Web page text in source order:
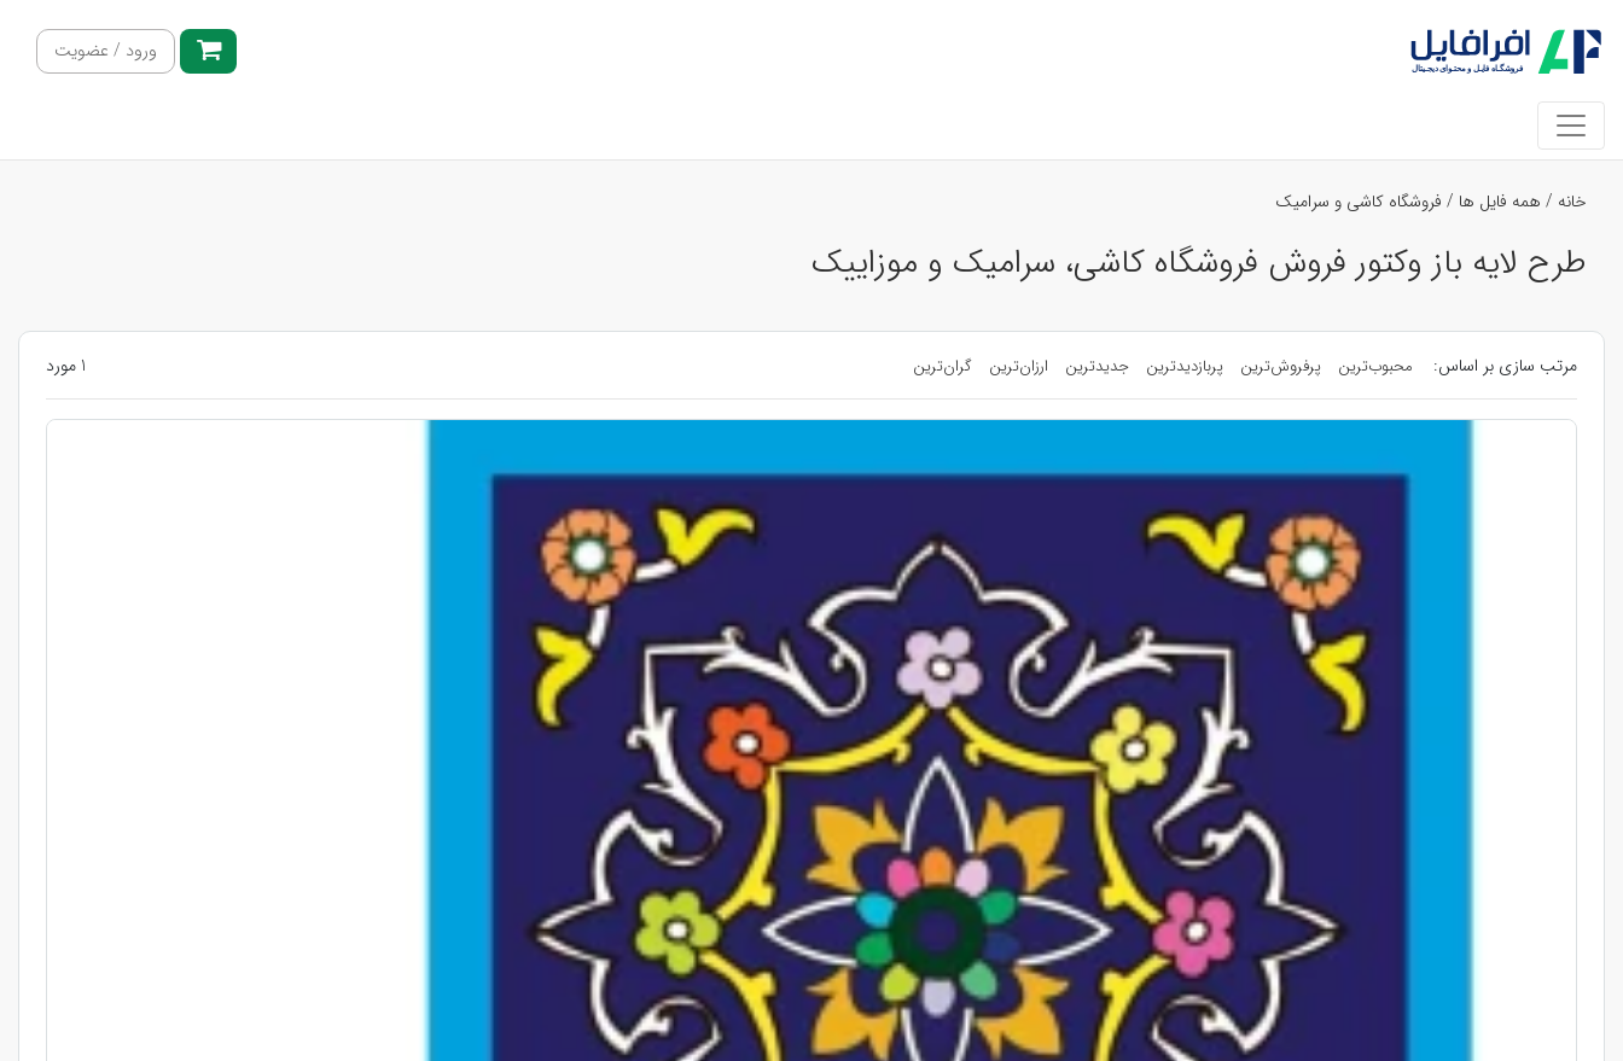
ورود / عضویت
خانه / همه فایل ها / فروشگاه کاشی و سرامیک
طرح لایه باز وکتور فروش فروشگاه کاشی، سرامیک و موزاییک
مرتب سازی بر اساس: محبوب‌ترین پرفروش‌ترین پربازدیدترین جدیدترین ارزان‌ترین گران‌ترین 1 مورد